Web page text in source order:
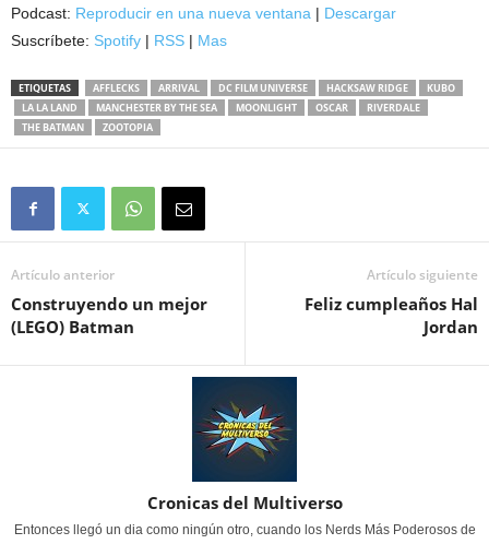
Podcast: Reproducir en una nueva ventana | Descargar
Suscríbete: Spotify | RSS | Mas
ETIQUETAS AFFLECKS ARRIVAL DC FILM UNIVERSE HACKSAW RIDGE
KUBO
LA LA LAND
MANCHESTER BY THE SEA MOONLIGHT OSCAR
RIVERDALE
THE BATMAN
ZOOTOPIA
Artículo anterior
Construyendo un mejor
(LEGO) Batman
Artículo siguiente
Feliz cumpleaños Hal
Jordan
Cronicas del Multiverso
Entonces llegó un dia como ningún otro, cuando los Nerds Más Poderosos de